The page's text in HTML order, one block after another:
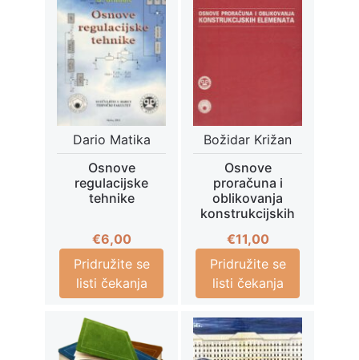
Dario Matika
Osnove
regulacijske
tehnike
€6,00
Pridružite se
listi čekanja
Božidar Križan
Osnove
proračuna i
oblikovanja
konstrukcijskih
€11,00
Pridružite se
listi čekanja